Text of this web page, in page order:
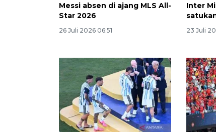
Messi absen di ajang MLS All-
Star 2026
26 Juli 2026 06:51
Inter
23 Juli